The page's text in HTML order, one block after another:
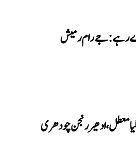
رہے: جے رام رمیش
کو کیا گیا معطل، ادھیر رنجن چودھری